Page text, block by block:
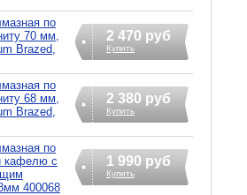
по
70 мм,
Brazed,
2 470 руб
Купить
по
68 мм,
Brazed,
2 380 руб
Купить
по
кафелю с
400068
1 990 руб
Купить